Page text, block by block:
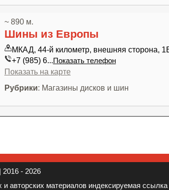
~ 890 м.
Шины из Европы
МКАД, 44-й километр, внешняя сторона,
+7 (985) 6...Показать телефон
Показать на карте
Рубрики: Магазины дисков и шин
- 2026
авторских материалов индексируемая ссылка